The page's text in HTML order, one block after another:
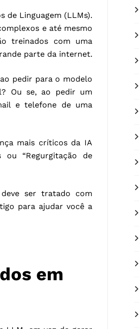
de Linguagem (LLMs).
e até mesmo
treinados com uma
parte da internet.
pedir para o modelo
Ou se, ao pedir um
e telefone de uma
mais críticos da IA
ou “Regurgitação de
ser tratado com
para ajudar você a
em